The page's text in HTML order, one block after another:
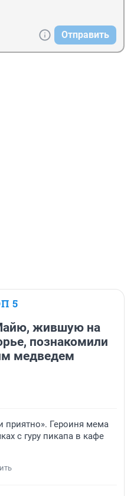
Отправить
5
жившую на
познакомили
медведем
приятно». Героиня мема
с гуру пикапа в кафе